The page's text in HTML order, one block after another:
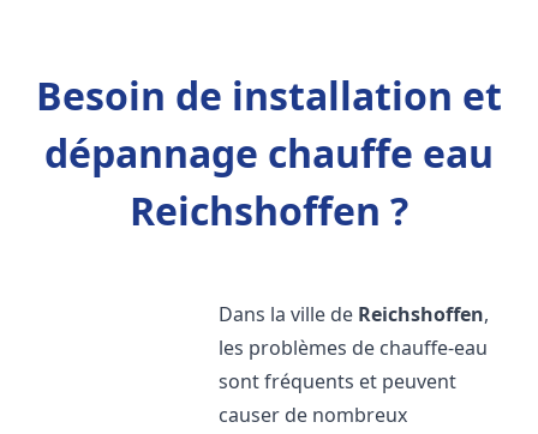
Besoin de installation et
dépannage chauffe eau
Reichshoffen ?
Dans la ville de Reichshoffen,
les problèmes de chauffe-eau
sont fréquents et peuvent
causer de nombreux